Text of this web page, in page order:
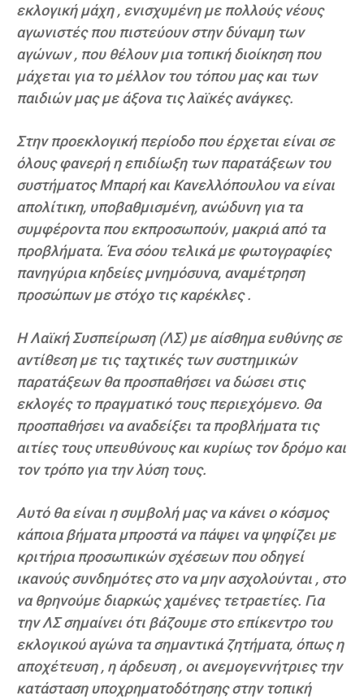
εκλογική μάχη , ενισχυμένη με πολλούς νέους
αγωνιστές που πιστεύουν στην δύναμη των
αγώνων , που θέλουν μια τοπική διοίκηση που
μάχεται για το μέλλον του τόπου μας και των
παιδιών μας με άξονα τις λαϊκές ανάγκες.
Στην προεκλογική περίοδο που έρχεται είναι σε
όλους φανερή η επιδίωξη των παρατάξεων του
συστήματος Μπαρή και Κανελλόπουλου να είναι
απολίτικη, υποβαθμισμένη, ανώδυνη για τα
συμφέροντα που εκπροσωπούν, μακριά από τα
προβλήματα. Ένα σόου τελικά με φωτογραφίες
πανηγύρια κηδείες μνημόσυνα, αναμέτρηση
προσώπων με στόχο τις καρέκλες .
Η Λαϊκή Συσπείρωση (ΛΣ) με αίσθημα ευθύνης σε
αντίθεση με τις ταχτικές των συστημικών
παρατάξεων θα προσπαθήσει να δώσει στις
εκλογές το πραγματικό τους περιεχόμενο. Θα
προσπαθήσει να αναδείξει τα προβλήματα τις
αιτίες τους υπευθύνους και κυρίως τον δρόμο και
τον τρόπο για την λύση τους.
Αυτό θα είναι η συμβολή μας να κάνει ο κόσμος
κάποια βήματα μπροστά να πάψει να ψηφίζει με
κριτήρια προσωπικών σχέσεων που οδηγεί
ικανούς συνδημότες στο να μην ασχολούνται , στο
να θρηνούμε διαρκώς χαμένες τετραετίες. Για
την ΛΣ σημαίνει ότι βάζουμε στο επίκεντρο του
εκλογικού αγώνα τα σημαντικά ζητήματα, όπως η
αποχέτευση , η άρδευση , οι ανεμογεννήτριες την
κατάσταση υποχρηματοδότησης στην τοπική